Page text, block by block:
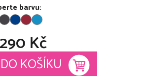
barvu:
Kč
cena:
DO KOŠÍKU